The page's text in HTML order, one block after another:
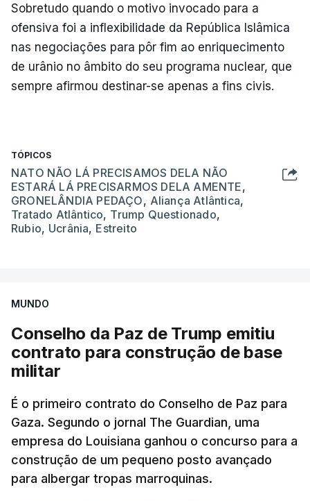
Sobretudo quando o motivo invocado para a
ofensiva foi a inflexibilidade da República Islâmica
nas negociações para pôr fim ao enriquecimento
de urânio no âmbito do seu programa nuclear, que
sempre afirmou destinar-se apenas a fins civis.
TÓPICOS
NATO NÃO LÁ PRECISAMOS DELA NÃO
ESTARÁ LÁ PRECISARMOS DELA AMENTE,
GRONELÂNDIA PEDAÇO, Aliança Atlântica,
Tratado Atlântico, Trump Questionado,
Rubio, Ucrânia, Estreito
MUNDO
Conselho da Paz de Trump emitiu
contrato para construção de base
militar
É o primeiro contrato do Conselho de Paz para
Gaza. Segundo o jornal The Guardian, uma
empresa do Louisiana ganhou o concurso para a
construção de um pequeno posto avançado
para albergar tropas marroquinas.